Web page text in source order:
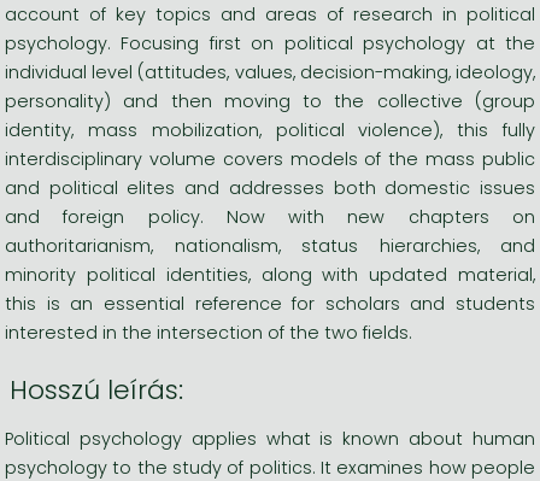
account of key topics and areas of research in political
psychology. Focusing first on political psychology at the
individual level (attitudes, values, decision-making, ideology,
personality) and then moving to the collective (group
identity, mass mobilization, political violence), this fully
interdisciplinary volume covers models of the mass public
and political elites and addresses both domestic issues
and foreign policy. Now with new chapters on
authoritarianism, nationalism, status hierarchies, and
minority political identities, along with updated material,
this is an essential reference for scholars and students
interested in the intersection of the two fields.
Hosszú leírás:
Political psychology applies what is known about human
psychology to the study of politics. It examines how people